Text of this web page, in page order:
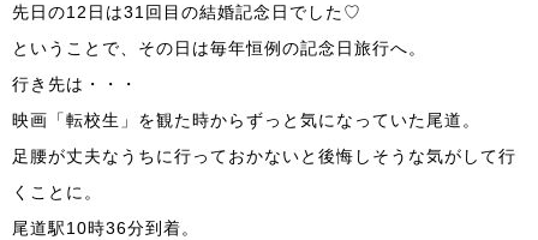
先日の12日は31回目の結婚記念日でした♡
ということで、その日は毎年恒例の記念日旅行へ。
行き先は・・・
映画「転校生」を観た時からずっと気になっていた尾道。
足腰が丈夫なうちに行っておかないと後悔しそうな気がして行
くことに。
尾道駅10時36分到着。